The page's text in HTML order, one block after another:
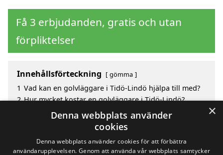
Få 3 erbjudanden, gratis och utan
förpliktelser
Innehållsförteckning gömma
1 Vad kan en golvläggare i Tidö-Lindö hjälpa till med?
2 Hur mycket kostar en golvläggare i Tidö-Lindö?
Fördelar med att välja golvläggare i Tidö-Lindö
Sök efter en skicklig golvläggare i de omgivande
×
Denna webbplats använder
cookies
Denna webbplats använder cookies för att förbättra
användarupplevelsen. Genom att använda vår webbplats samtycker